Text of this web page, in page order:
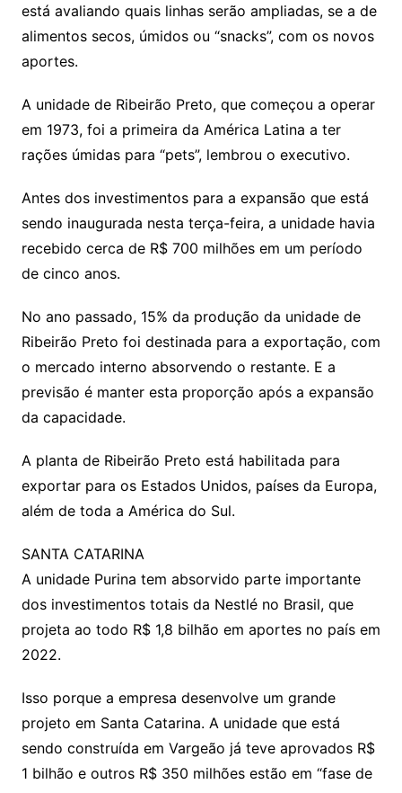
está avaliando quais linhas serão ampliadas, se a de
alimentos secos, úmidos ou “snacks”, com os novos
aportes.
A unidade de Ribeirão Preto, que começou a operar
em 1973, foi a primeira da América Latina a ter
rações úmidas para “pets”, lembrou o executivo.
Antes dos investimentos para a expansão que está
sendo inaugurada nesta terça-feira, a unidade havia
recebido cerca de R$ 700 milhões em um período
de cinco anos.
No ano passado, 15% da produção da unidade de
Ribeirão Preto foi destinada para a exportação, com
o mercado interno absorvendo o restante. E a
previsão é manter esta proporção após a expansão
da capacidade.
A planta de Ribeirão Preto está habilitada para
exportar para os Estados Unidos, países da Europa,
além de toda a América do Sul.
SANTA CATARINA
A unidade Purina tem absorvido parte importante
dos investimentos totais da Nestlé no Brasil, que
projeta ao todo R$ 1,8 bilhão em aportes no país em
2022.
Isso porque a empresa desenvolve um grande
projeto em Santa Catarina. A unidade que está
sendo construída em Vargeão já teve aprovados R$
1 bilhão e outros R$ 350 milhões estão em “fase de